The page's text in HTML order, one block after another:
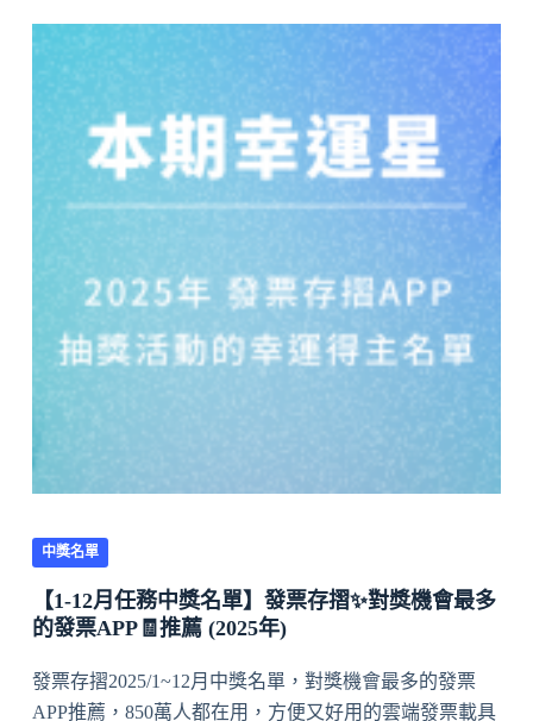
中獎名單
【1-12月任務中獎名單】發票存摺✨對獎機會最多
的發票APP🧾推薦 (2025年)
發票存摺2025/1~12月中獎名單，對獎機會最多的發票
APP推薦，850萬人都在用，方便又好用的雲端發票載具